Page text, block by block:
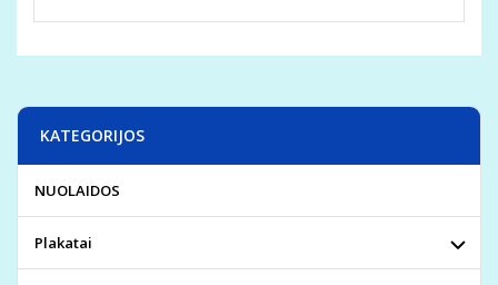
KATEGORIJOS
NUOLAIDOS
Plakatai